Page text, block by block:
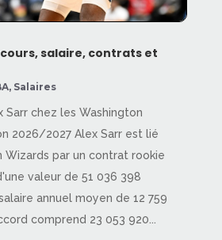
salaire, contrats et
, Salaires
Sarr chez les Washington
2026/2027 Alex Sarr est lié
Wizards par un contrat rookie
valeur de 51 036 398
annuel moyen de 12 759
comprend 23 053 920...